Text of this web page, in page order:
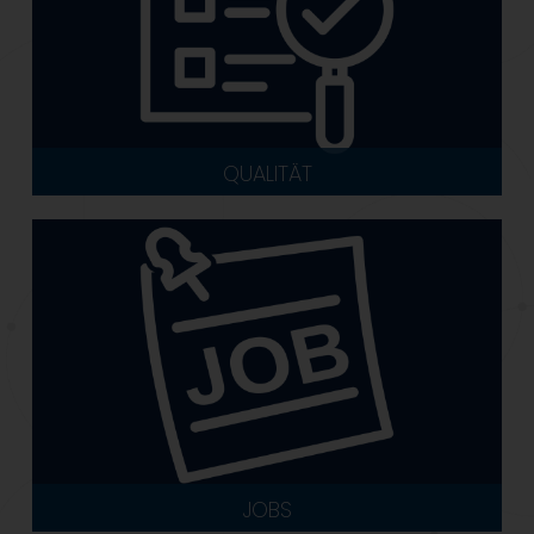
QUALITÄT
JOBS